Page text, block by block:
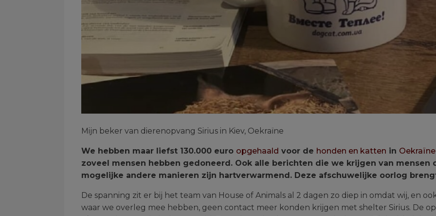
Mijn beker van dierenopvang Sirius in Kiev, Oekraïne
We hebben maar liefst 130.000 euro opgehaald voor de honden en katten in Oekraïne
zoveel mensen hebben gedoneerd. Ook alle berichten die we krijgen van mensen
mogelijke andere manieren zijn hartverwarmend. Deze afschuwelijke oorlog
De spanning zit er bij het team van House of Animals al 2 dagen zo diep in omdat wij, en
waar we overleg mee hebben, geen contact meer konden krijgen met shelter Sirius. De